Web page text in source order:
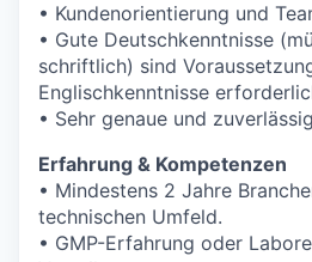
• Kundenorientierung und
• Gute Deutschkenntnisse
schriftlich) sind
Englischkenntnisse
• Sehr genaue und
Erfahrung & Kompetenzen
• Mindestens 2 Jahre
technischen Umfeld.
• GMP-Erfahrung oder